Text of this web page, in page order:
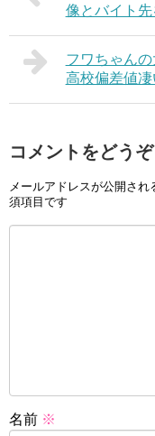
像とバイト先
フワちゃん
高校偏差値凄
コメントをどうぞ
メールアドレスが公開され
須項目です
名前 ※